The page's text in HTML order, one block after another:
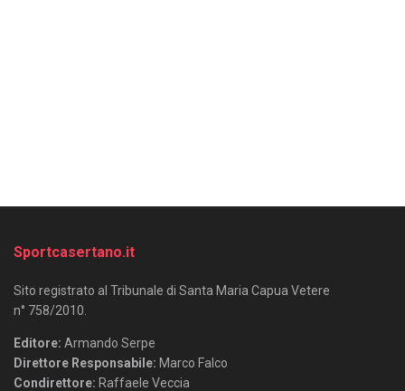
Sportcasertano.it
Sito registrato al Tribunale di Santa Maria Capua Vetere
n° 758/2010.
Editore: Armando Serpe
Direttore Responsabile: Marco Falco
Condirettore: Raffaele Veccia